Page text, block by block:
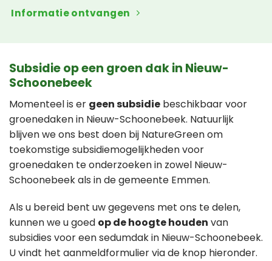
Informatie ontvangen
Subsidie op een groen dak in Nieuw-
Schoonebeek
Momenteel is er geen subsidie beschikbaar voor
groenedaken in Nieuw-Schoonebeek. Natuurlijk
blijven we ons best doen bij NatureGreen om
toekomstige subsidiemogelijkheden voor
groenedaken te onderzoeken in zowel Nieuw-
Schoonebeek als in de gemeente Emmen.
Als u bereid bent uw gegevens met ons te delen,
kunnen we u goed op de hoogte houden van
subsidies voor een sedumdak in Nieuw-Schoonebeek.
U vindt het aanmeldformulier via de knop hieronder.